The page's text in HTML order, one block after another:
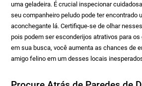
uma geladeira. É crucial inspecionar
seu companheiro peludo pode ter encontrado
aconchegante lá. Certifique-se de olhar
pois podem ser esconderijos atrativos para
em sua busca, você aumenta as chances de
amigo felino em um desses locais